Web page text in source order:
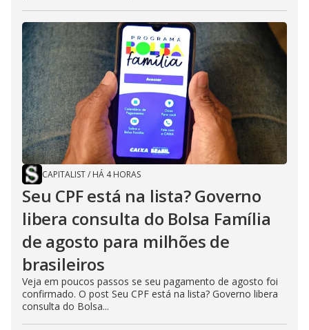
CAPITALIST/ HÁ 4 HORAS
Seu CPF está na lista? Governo
libera consulta do Bolsa Família
de agosto para milhões de
brasileiros
Veja em poucos passos se seu pagamento de agosto foi
confirmado. O post Seu CPF está na lista? Governo libera
consulta do Bolsa...